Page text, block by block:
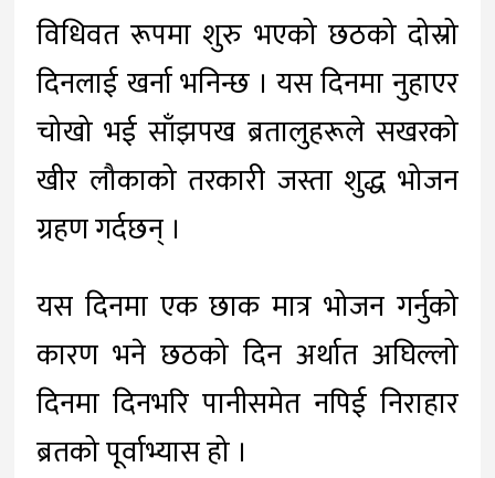
विधिवत रूपमा शुरु भएको छठको दोस्रो
दिनलाई खर्ना भनिन्छ । यस दिनमा नुहाएर
चोखो भई साँझपख ब्रतालुहरूले सखरको
खीर लौकाको तरकारी जस्ता शुद्ध भोजन
ग्रहण गर्दछन् ।
यस दिनमा एक छाक मात्र भोजन गर्नुको
कारण भने छठको दिन अर्थात अघिल्लो
दिनमा दिनभरि पानीसमेत नपिई निराहार
ब्रतको पूर्वाभ्यास हो ।